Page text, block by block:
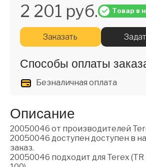
2 201 руб. Товар в
Заказать
Способы оплаты
Безналичная оплата
Описание
20050046 от производителей
20050046 доступен доступен в
заказ.
20050046 подходит для Terex (TR